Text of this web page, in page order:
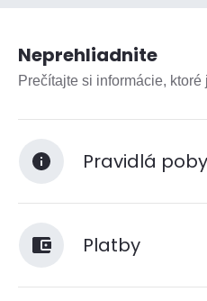
Neprehliadnite
Prečítajte si informácie,
Pravidlá
Platby